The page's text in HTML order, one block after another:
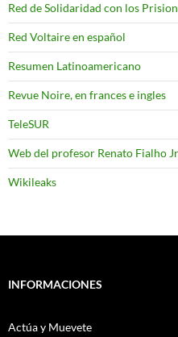
Red de Solidaridad con los
Red Voltaire en español
Resumen Latinoamericano
Revue Noire, en frances e ingles
TeleSUR
Web del profesor Renato Fialho
Wikileaks
INFORMACIONES
Actúa y Muevete